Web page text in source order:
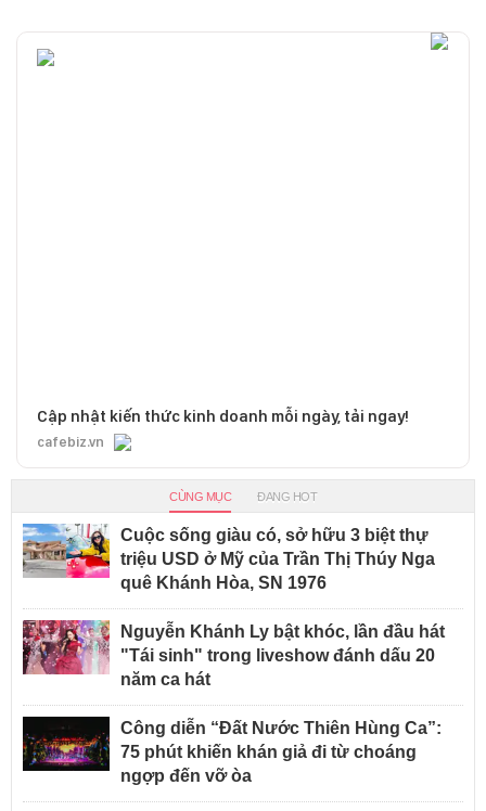
Cập nhật kiến thức kinh doanh mỗi ngày, tải ngay!
cafebiz.vn
CÙNG MỤC ĐANG HOT
Cuộc sống giàu có, sở hữu 3 biệt thự
triệu USD ở Mỹ của Trần Thị Thúy Nga
quê Khánh Hòa, SN 1976
Nguyễn Khánh Ly bật khóc, lần đầu hát
"Tái sinh" trong liveshow đánh dấu 20
năm ca hát
Công diễn “Đất Nước Thiên Hùng Ca”:
75 phút khiến khán giả đi từ choáng
ngợp đến vỡ òa